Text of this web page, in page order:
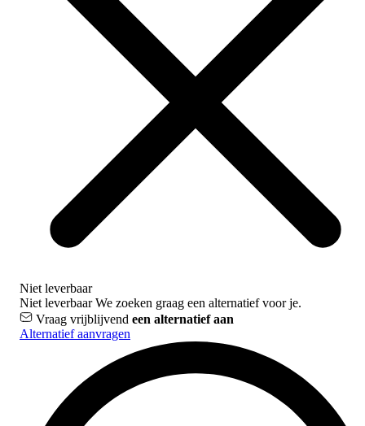
Niet leverbaar
Niet leverbaarWe zoeken graag een alternatief voor je.
Vraag vrijblijvend een alternatief aan
Alternatief aanvragen